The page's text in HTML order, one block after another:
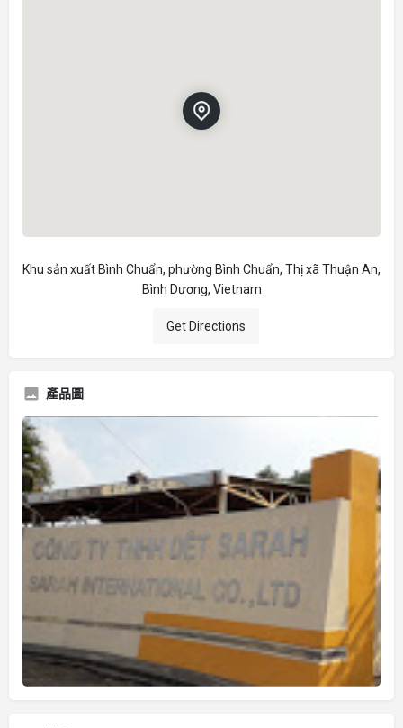
Khu sản xuất Bình Chuẩn, phường Bình Chuẩn, Thị xã Thuận An,
Bình Dương, Vietnam
Get Directions
產品圖